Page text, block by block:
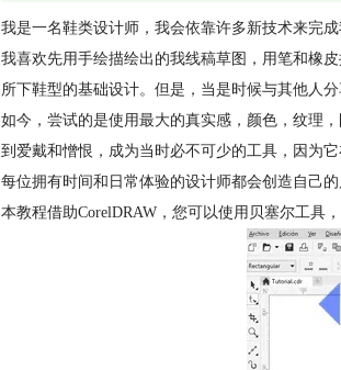
我是一名鞋类设计师，我会依靠许多新技术来完
我喜欢先用手绘描绘出的我线稿草图，用笔和橡
所下鞋型的基础设计。但是，当是时候与其他人
如今，尝试的是使用最大的真实感，颜色，纹理
到爱戴和憎恨，成为当时必不可少的工具，因为
每位拥有时间和日常体验的设计师都会创造自己的
本教程借助CorelDRAW，您可以使用贝塞尔工具